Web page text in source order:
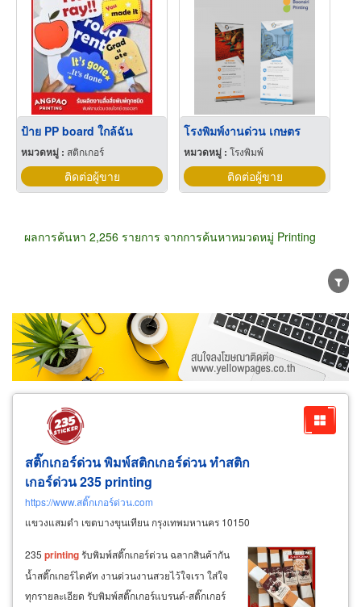
ป้าย PP board ใกล้ฉัน
หมวดหมู่ : สติกเกอร์
ติดต่อผู้ขาย
โรงพิมพ์งานด่วน เกษตร
หมวดหมู่ :โรงพิมพ์
ติดต่อผู้ขาย
ผลการค้นหา 2,256 รายการ จากการค้นหาหมวดหมู่ Printing
ขายส่ง ขายปลีก ผู้ผลิต
ตัวแทนจัดจำหน่าย
ผู้ส่งออก/นำเข้า
ธุรกิจบริการ
สติ๊กเกอร์ด่วน พิมพ์สติกเกอร์ด่วน ทำสติก
เกอร์ด่วน 235 printing
https://www.สติ๊กเกอร์ด่วน.com
แขวงแสมดำ เขตบางขุนเทียน กรุงเทพมหานคร 10150
235 printing รับพิมพ์สติ๊กเกอร์ด่วน ฉลากสินค้ากัน
น้ำสติ๊กเกอร์ไดคัท งานด่วนงานสวยไว้ใจเรา ใส่ใจ
ทุกรายละเอียด รับพิมพ์สติ๊กเกอร์แบรนด์-สติ๊กเกอร์